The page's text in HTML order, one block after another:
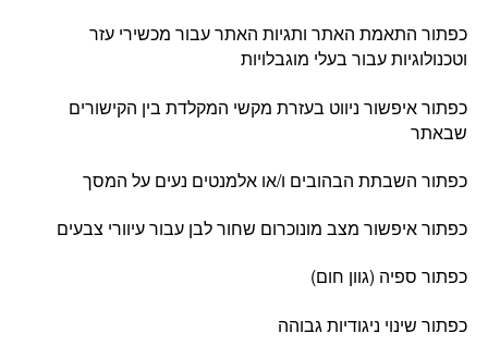
כפתור התאמת האתר ותגיות האתר עבור מכשירי עזר
וטכנולוגיות עבור בעלי מוגבלויות
כפתור איפשור ניווט בעזרת מקשי המקלדת בין הקישורים
שבאתר
כפתור השבתת הבהובים ו/או אלמנטים נעים על המסך
כפתור איפשור מצב מונוכרום שחור לבן עבור עיוורי צבעים
כפתור ספיה (גוון חום)
כפתור שינוי ניגודיות גבוהה